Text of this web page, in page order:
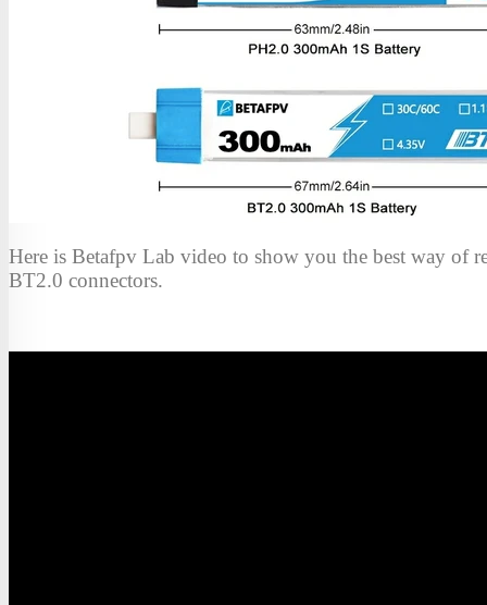
Here is Betafpv Lab video to show you the best way of
BT2.0 connectors.